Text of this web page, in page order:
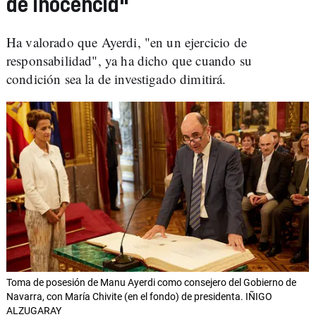
de inocencia"
Ha valorado que Ayerdi, "en un ejercicio de
responsabilidad", ya ha dicho que cuando su
condición sea la de investigado dimitirá.
Toma de posesión de Manu Ayerdi como consejero del Gobierno de
Navarra, con María Chivite (en el fondo) de presidenta. IÑIGO
ALZUGARAY